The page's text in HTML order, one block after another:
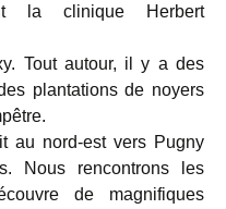
la clinique Herbert
Tout autour, il y a des
plantations de noyers
au nord-est vers Pugny
Nous rencontrons les
de magnifiques